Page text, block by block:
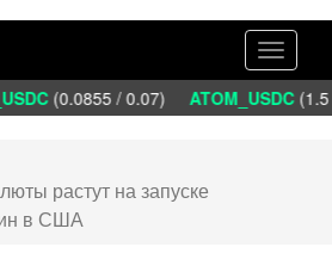
Toggle
(0.0855 / 0.07) ATOM_USDC(1.5
растут на запуске
в США